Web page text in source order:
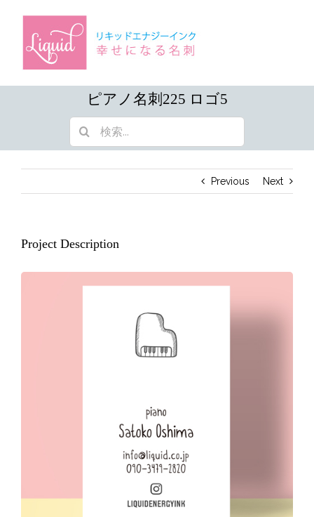
content
ピアノ名刺225 ロゴ5
索
Previous
Next
Project Description